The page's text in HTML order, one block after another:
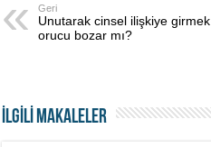
Geri
Unutarak cinsel ilişkiye girmek
orucu bozar mı?
İLGİLİ MAKALELER